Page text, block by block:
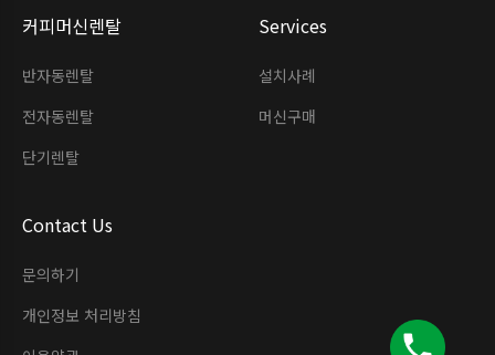
커피머신렌탈
반자동렌탈
전자동렌탈
단기렌탈
Services
설치사례
머신구매
Contact Us
문의하기
개인정보 처리방침